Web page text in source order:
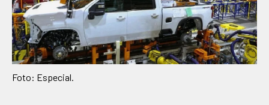
Foto: Especial.